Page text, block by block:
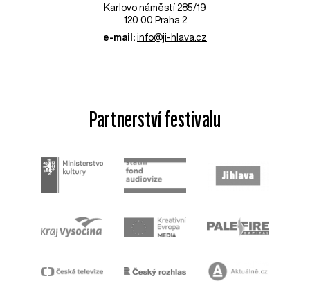
Karlovo náměstí 285/19
120 00 Praha 2
e-mail: info@ji-hlava.cz
Partnerství festivalu